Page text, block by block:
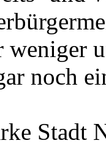
noch
Stadt